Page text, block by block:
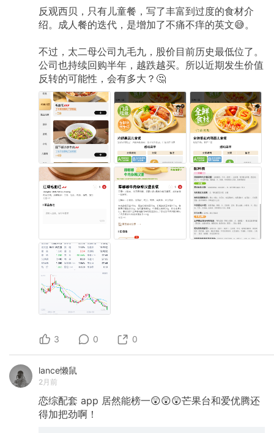
20亿美金，这与8个月前的B轮融资相比，估值翻
了4倍。 以上只是较为表面的问题。一个可能更
准确的概括是：一家AI公司，似乎在走互联网的
一家创业公司，却和大公司pk烧钱。 在AI时代，
这是一家并不AI、却又大获成功的公司。 存在即
合理。我们无意于带着放大镜去看一家创业公
司，但的确好奇，这样的一个反差故事是如何诞
生的。 「elsewhere」聊了十几位接近 Liblib 的
朋友，试图解答这个问题。鉴于 Evoken 目前还
没啥记忆度，全文我们还是称呼它最初的名字：
Liblib 。
反观西贝，只有儿童餐，写了丰富到过度的食材介
绍。成人餐的迭代，是增加了不痛不痒的英文😅。
不过，太二母公司九毛九，股价目前历史最低位了。
公司也持续回购半年，越跌越买。所以近期发生价值
反转的可能性，会有多大？🤔
3 0 0
lance懒鼠
2月前
恋综配套 app 居然能榜一😲😲😲芒果台和爱优腾还
得加把劲啊！